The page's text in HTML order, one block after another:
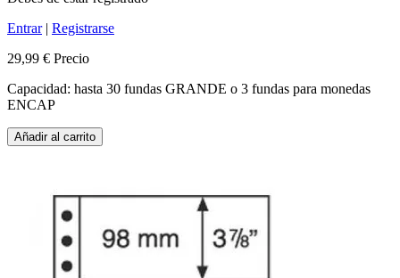
Entrar| Registrarse
29,99 € Precio
Capacidad: hasta 30 fundas GRANDE o 3 fundas para monedas
ENCAP
Añadir al carrito